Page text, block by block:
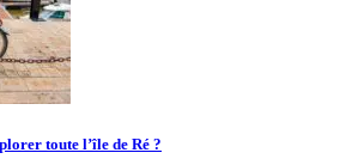
toute l’île de Ré ?